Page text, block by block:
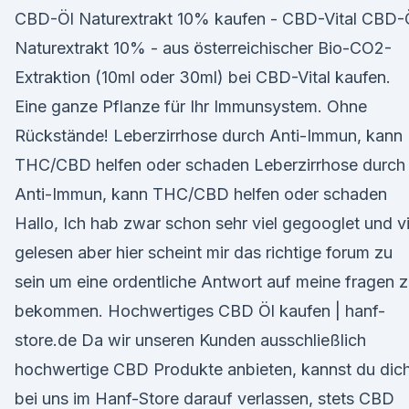
CBD-Öl Naturextrakt 10% kaufen - CBD-Vital CBD-
Naturextrakt 10% - aus österreichischer Bio-CO2-
Extraktion (10ml oder 30ml) bei CBD-Vital kaufen.
Eine ganze Pflanze für Ihr Immunsystem. Ohne
Rückstände! Leberzirrhose durch Anti-Immun, kann
THC/CBD helfen oder schaden Leberzirrhose durch
Anti-Immun, kann THC/CBD helfen oder schaden
Hallo, Ich hab zwar schon sehr viel gegooglet und
gelesen aber hier scheint mir das richtige forum zu
sein um eine ordentliche Antwort auf meine fragen
bekommen. Hochwertiges CBD Öl kaufen | hanf-
store.de Da wir unseren Kunden ausschließlich
hochwertige CBD Produkte anbieten, kannst du
bei uns im Hanf-Store darauf verlassen, stets CBD